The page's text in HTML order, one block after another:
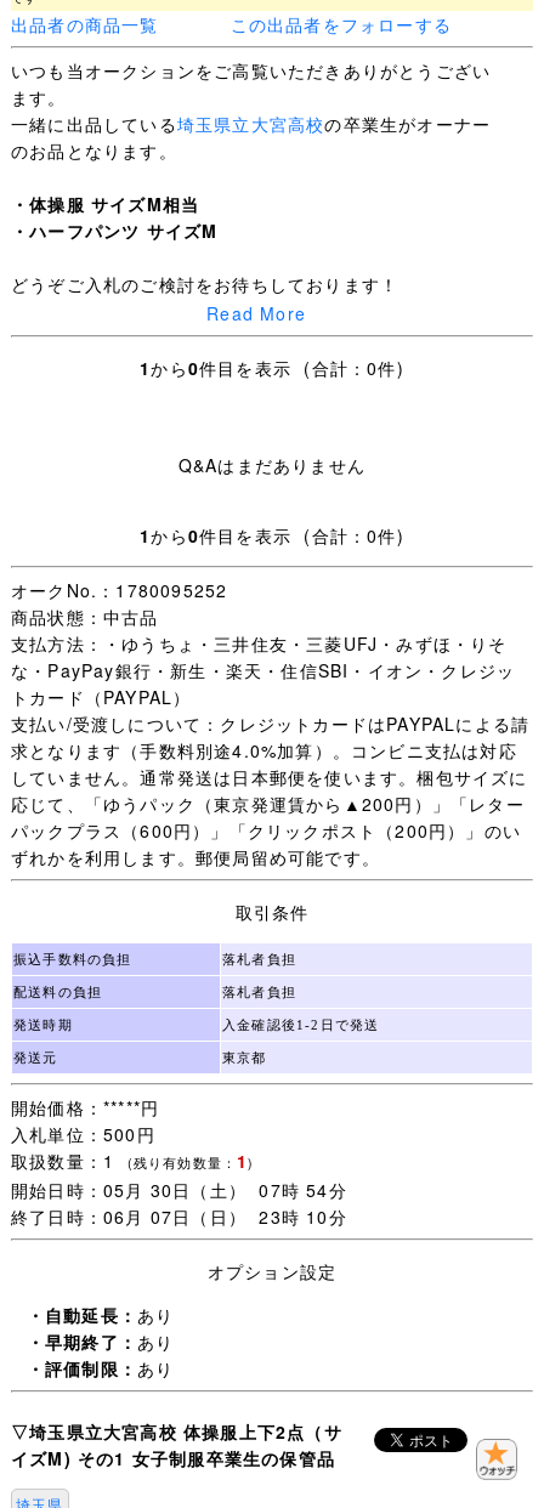
出品者の商品一覧
この出品者をフォローする
いつも当オークションをご高覧いただきありがとうござい
ます。
一緒に出品している埼玉県立大宮高校の卒業生がオーナー
のお品となります。
・体操服 サイズM相当
・ハーフパンツ サイズM
どうぞご入札のご検討をお待ちしております！
＜ご注意＞
・終了当日までに入札がない場合は出品を取り消すことが
・私の新規出品をメールでお知らせします⇒
Read More
1から0件目を表示 (合計：0件)
Q&Aはまだありません
1から0件目を表示 (合計：0件)
オークNo.：1780095252
商品状態：中古品
支払方法：・ゆうちょ・三井住友・三菱UFJ・みずほ・りそ
な・PayPay銀行・新生・楽天・住信SBI・イオン・クレジッ
トカード（PAYPAL）
支払い/受渡しについて：クレジットカードはPAYPALによる請
求となります（手数料別途4.0%加算）。コンビニ支払は対応
していません。通常発送は日本郵便を使います。梱包サイズに
応じて、「ゆうパック（東京発運賃から▲200円）」「レター
パックプラス（600円）」「クリックポスト（200円）」のい
ずれかを利用します。郵便局留め可能です。
取引条件
振込手数料の負担 落札者負担
配送料の負担 落札者負担
発送時期 入金確認後1-2日で発送
発送元 東京都
開始価格：*****円
入札単位：500円
取扱数量：1
(残り有効数量： 1)
開始日時：05月 30日（土） 07時 54分
終了日時：06月 07日（日） 23時 10分
オプション設定
・自動延長： あり
・早期終了： あり
・評価制限： あり
▽埼玉県立大宮高校 体操服上下2点（サ
イズM) その1 女子制服卒業生の保管品